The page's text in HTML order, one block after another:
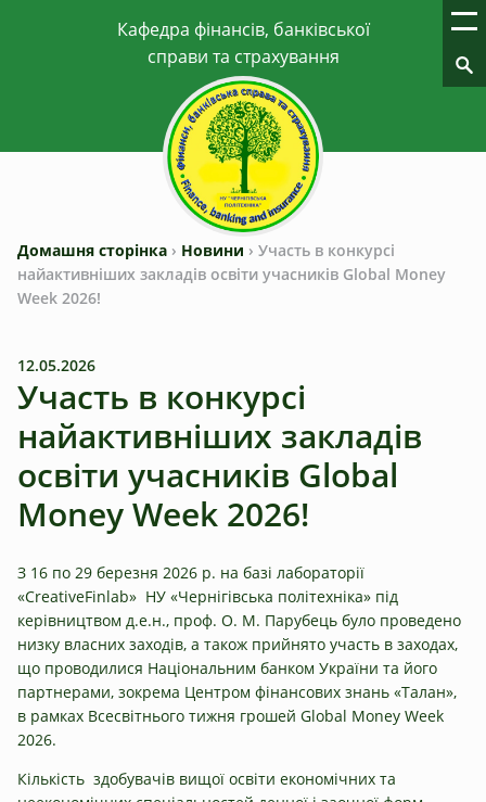
Домашня сторінка › Новини › Участь в конкурсі
найактивніших закладів освіти учасників Global Money
Week 2026!
12.05.2026
Участь в конкурсі
найактивніших закладів
освіти учасників Global
Money Week 2026!
З 16 по 29 березня 2026 р. на базі лабораторії
«CreativeFinlab» НУ «Чернігівська політехніка» під
керівництвом д.е.н., проф. О. М. Парубець було проведено
низку власних заходів, а також прийнято участь в заходах,
що проводилися Національним банком України та його
партнерами, зокрема Центром фінансових знань «Талан»,
в рамках Всесвітнього тижня грошей Global Money Week
2026.
Кількість здобувачів вищої освіти економічних та